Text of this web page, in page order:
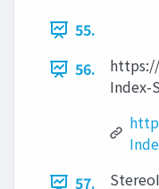
55.
56.
Index-
57.